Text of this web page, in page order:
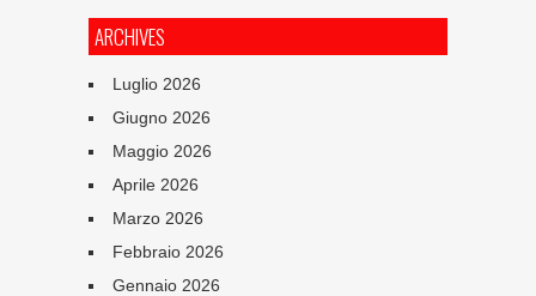
ARCHIVES
Luglio 2026
Giugno 2026
Maggio 2026
Aprile 2026
Marzo 2026
Febbraio 2026
Gennaio 2026